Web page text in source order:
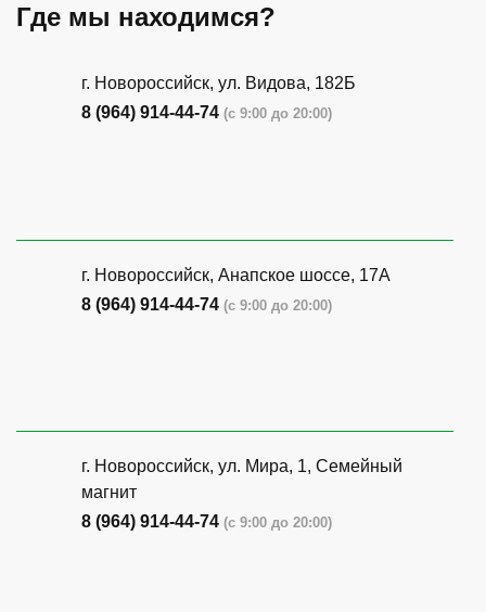
Где мы находимся?
г. Новороссийск, ул. Видова, 182Б
8 (964) 914-44-74 (с 9:00 до 20:00)
г. Новороссийск, Анапское шоссе, 17А
8 (964) 914-44-74 (с 9:00 до 20:00)
г. Новороссийск, ул. Мира, 1, Семейный
магнит
8 (964) 914-44-74 (с 9:00 до 20:00)